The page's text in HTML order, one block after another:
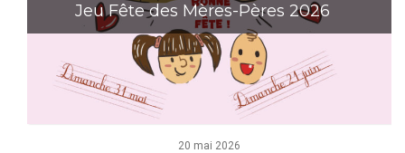
Jeu Fête des Mères-Pères 2026
20 mai 2026